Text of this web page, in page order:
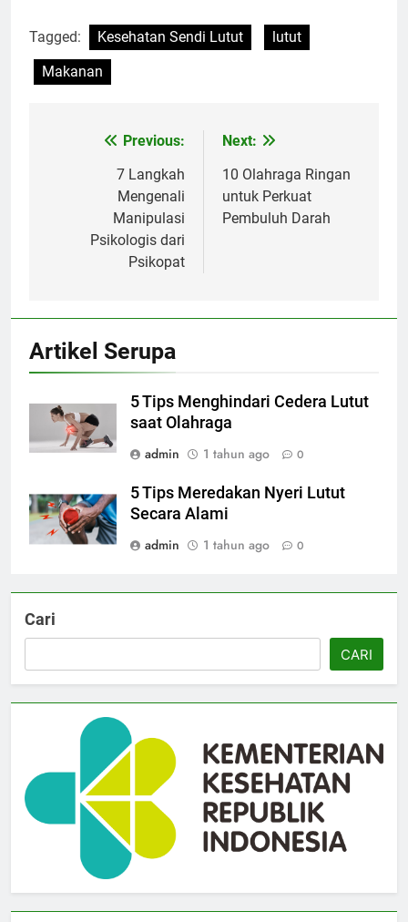
Tagged: Kesehatan Sendi Lutut
lutut
Makanan
NavigasiPrevious:
7 Langkah
Mengenali
Manipulasi
Psikologis dari
Psikopat
Next:
10 Olahraga Ringan
untuk Perkuat
Pembuluh Darah
Artikel Serupa
5 Tips Menghindari Cedera Lutut
saat Olahraga
admin
1 tahun ago 0
5 Tips Meredakan Nyeri Lutut
Secara Alami
admin
1 tahun ago 0
Cari
CARI